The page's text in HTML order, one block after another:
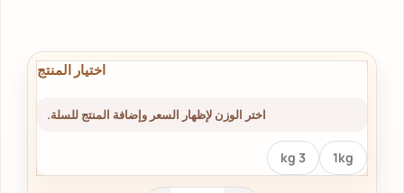
اختر الوزن لإظهار السعر وإضافة المنتج للسلة.
1kg
3 kg